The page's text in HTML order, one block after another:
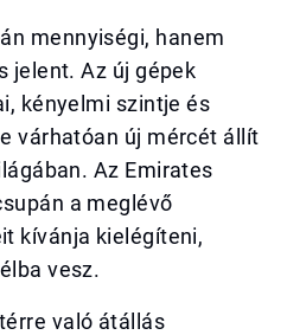
mennyiségi, hanem
jelent. Az új gépek
kényelmi szintje és
várhatóan új mércét állít
Az Emirates
a meglévő
kívánja kielégíteni,
vesz.
való átállás